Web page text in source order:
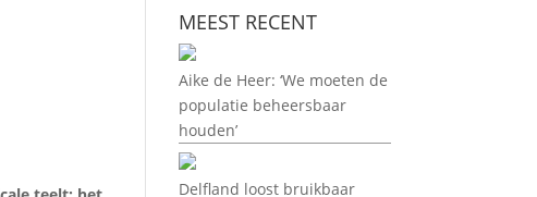
MEEST RECENT
Aike de Heer: ‘We moeten de
populatie beheersbaar
houden’
Delfland loost bruikbaar